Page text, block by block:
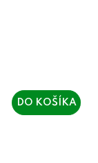
DO KOŠÍKA